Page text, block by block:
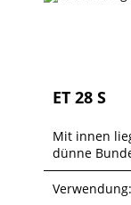
ET 28 S
Mit innen
dünne
Verwendung: